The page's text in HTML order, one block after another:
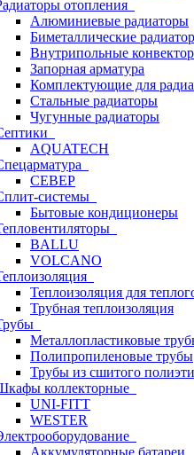
отопления
Алюминиевые радиаторы
Биметаллические
Внутрипольные
Запорная арматура
Комплектующие для
Стальные радиаторы
Чугунные радиаторы
AQUATECH
СЕВЕР
системы
Бытовые кондиционеры
BALLU
VOLCANO
Теплоизоляция для
Трубная теплоизоляция
Металлопластиковые
Полипропиленовые трубы
Трубы из сшитого
коллекторные
UNI-FITT
WESTER
Аккумуляторные батареи